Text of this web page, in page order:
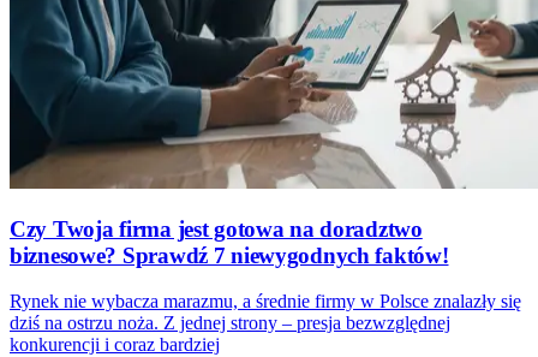
Czy Twoja firma jest gotowa na doradztwo
biznesowe? Sprawdź 7 niewygodnych faktów!
Rynek nie wybacza marazmu, a średnie firmy w Polsce znalazły się
dziś na ostrzu noża. Z jednej strony – presja bezwzględnej
konkurencji i coraz bardziej